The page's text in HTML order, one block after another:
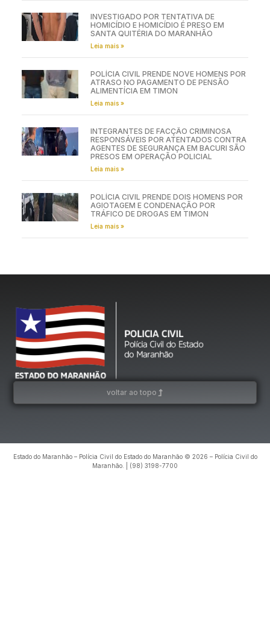
INVESTIGADO POR TENTATIVA DE
HOMICÍDIO E HOMICÍDIO É PRESO EM
SANTA QUITÉRIA DO MARANHÃO
Leia mais »
POLÍCIA CIVIL PRENDE NOVE HOMENS POR
ATRASO NO PAGAMENTO DE PENSÃO
ALIMENTÍCIA EM TIMON
Leia mais »
INTEGRANTES DE FACÇÃO CRIMINOSA
RESPONSÁVEIS POR ATENTADOS CONTRA
AGENTES DE SEGURANÇA EM BACURI SÃO
PRESOS EM OPERAÇÃO POLICIAL
Leia mais »
POLÍCIA CIVIL PRENDE DOIS HOMENS POR
AGIOTAGEM E CONDENAÇÃO POR
TRÁFICO DE DROGAS EM TIMON
Leia mais »
voltar ao topo
Estado do Maranhão – Polícia Civil do Estado do Maranhão © 2026 – Polícia Civil do
Maranhão. | (98) 3198-7700